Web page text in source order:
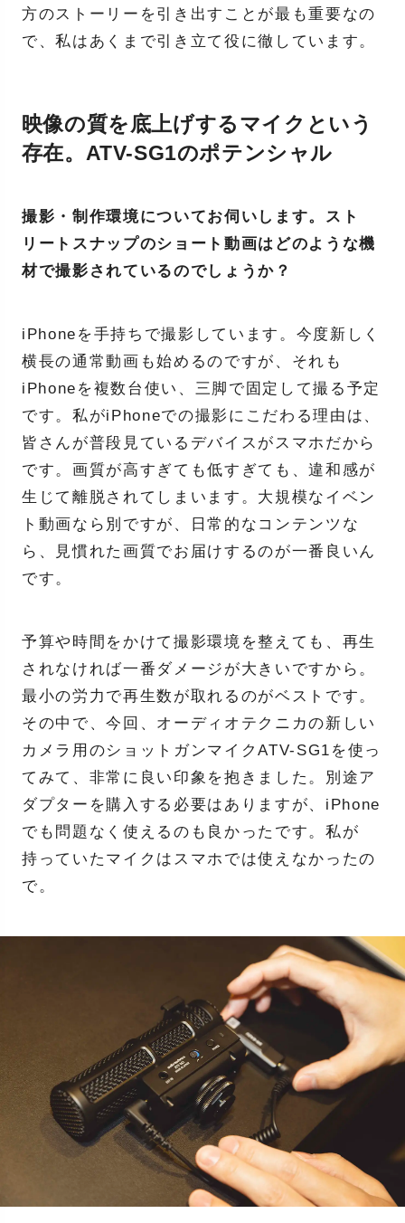
方のストーリーを引き出すことが最も重要なの
で、私はあくまで引き立て役に徹しています。
映像の質を底上げするマイクという
存在。ATV-SG1のポテンシャル
撮影・制作環境についてお伺いします。スト
リートスナップのショート動画はどのような機
材で撮影されているのでしょうか？
iPhoneを手持ちで撮影しています。今度新しく
横長の通常動画も始めるのですが、それも
iPhoneを複数台使い、三脚で固定して撮る予定
です。私がiPhoneでの撮影にこだわる理由は、
皆さんが普段見ているデバイスがスマホだから
です。画質が高すぎても低すぎても、違和感が
生じて離脱されてしまいます。大規模なイベン
ト動画なら別ですが、日常的なコンテンツな
ら、見慣れた画質でお届けするのが一番良いん
です。
予算や時間をかけて撮影環境を整えても、再生
されなければ一番ダメージが大きいですから。
最小の労力で再生数が取れるのがベストです。
その中で、今回、オーディオテクニカの新しい
カメラ用のショットガンマイクATV-SG1を使っ
てみて、非常に良い印象を抱きました。別途ア
ダプターを購入する必要はありますが、iPhone
でも問題なく使えるのも良かったです。私が
持っていたマイクはスマホでは使えなかったの
で。